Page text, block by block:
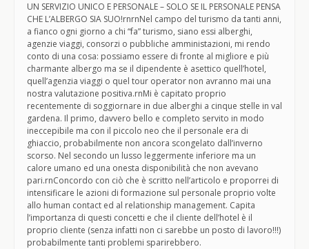
UN SERVIZIO UNICO E PERSONALE – SOLO SE IL PERSONALE PENSA
CHE L’ALBERGO SIA SUO!rnrnNel campo del turismo da tanti anni,
a fianco ogni giorno a chi “fa” turismo, siano essi alberghi,
agenzie viaggi, consorzi o pubbliche amministazioni, mi rendo
conto di una cosa: possiamo essere di fronte al migliore e più
charmante albergo ma se il dipendente è asettico quell’hotel,
quell’agenzia viaggi o quel tour operator non avranno mai una
nostra valutazione positiva.rnMi è capitato proprio
recentemente di soggiornare in due alberghi a cinque stelle in val
gardena. Il primo, davvero bello e completo servito in modo
ineccepibile ma con il piccolo neo che il personale era di
ghiaccio, probabilmente non ancora scongelato dall’inverno
scorso. Nel secondo un lusso leggermente inferiore ma un
calore umano ed una onesta disponibilità che non avevano
pari.rnConcordo con ciò che è scritto nell’articolo e proporrei di
intensificare le azioni di formazione sul personale proprio volte
allo human contact ed al relationship management. Capita
l’importanza di questi concetti e che il cliente dell’hotel è il
proprio cliente (senza infatti non ci sarebbe un posto di lavoro!!!)
probabilmente tanti problemi sparirebbero.